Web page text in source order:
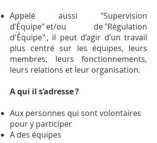
Appelé aussi "Supervision
d’Équipe" et/ou de "Régulation
d'Équipe" , il peut d’agir d’un travail
plus centré sur les équipes, leurs
membres, leurs fonctionnements,
leurs relations et leur organisation.
A qui il s’adresse ?
Aux personnes qui sont volontaires
pour y participer
A des équipes